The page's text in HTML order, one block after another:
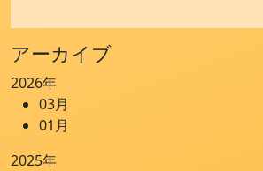
アーカイブ
2026年
03月
01月
2025年